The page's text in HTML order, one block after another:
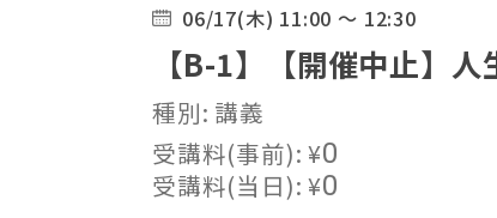
06/17(木) 11:00 ～ 12:30
【B-1】【開催中止】
種別: 講義
受講料(事前):¥0
受講料(当日):¥0